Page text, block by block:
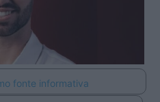
fonte informativa